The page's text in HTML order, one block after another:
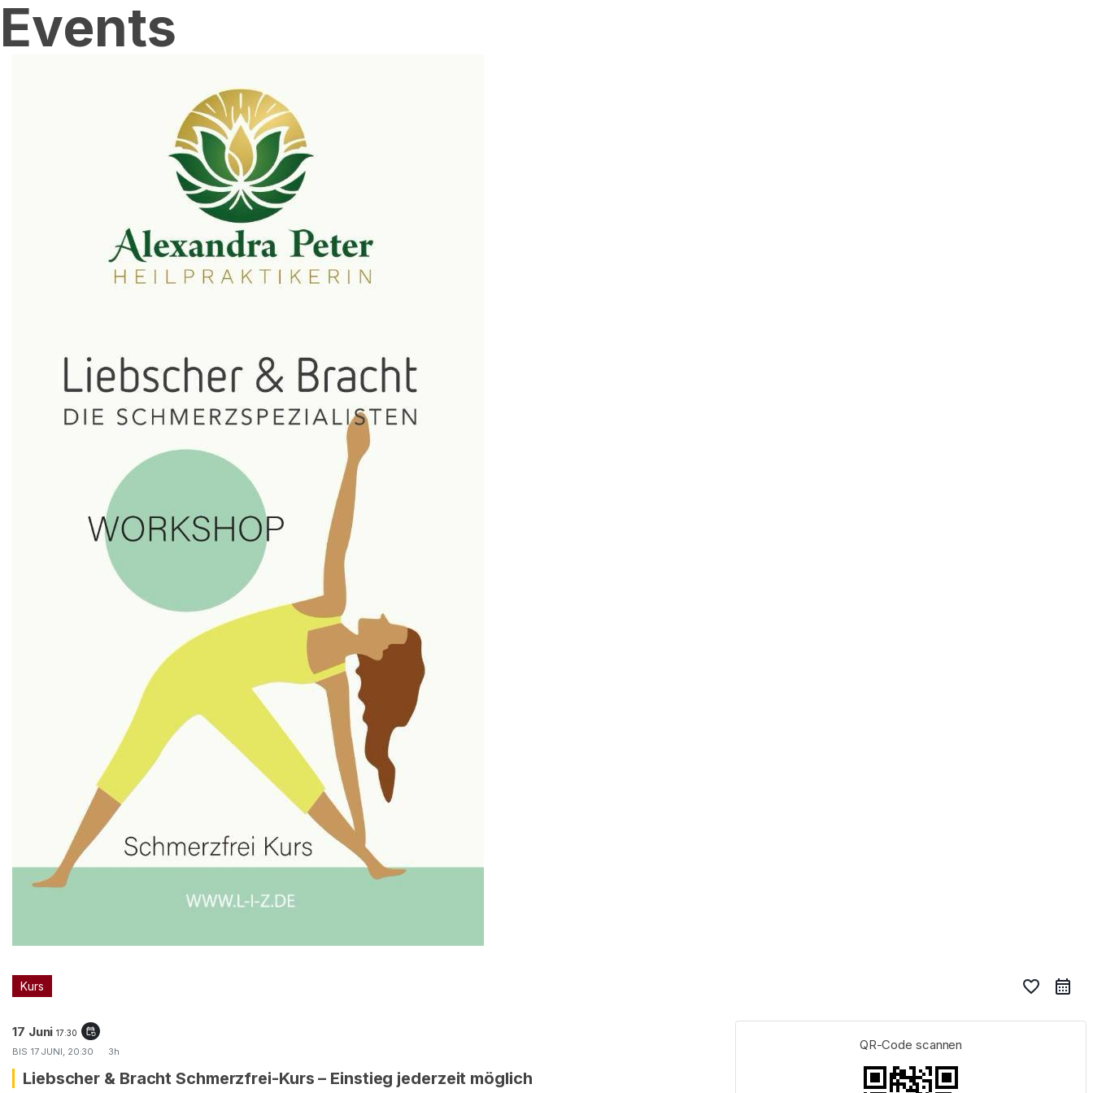
Events
Kurs favorite_border
17 Juni17:30 event_repeat
BIS 17 JUNI, 20:30 3h
Liebscher & Bracht Schmerzfrei-Kurs – Einstieg jederzeit möglich
QR-Code scannen